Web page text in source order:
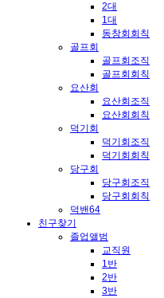
2대
1대
동창회회칙
골프회
골프회조직
골프회회칙
요산회
요산회조직
요산회회칙
덕기회
덕기회조직
덕기회회칙
당구회
당구회조직
당구회회칙
덕밴64
친구찾기
졸업앨범
교직원
1반
2반
3반